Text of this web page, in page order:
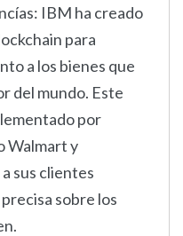
IBM ha creado
para
a los bienes que
del mundo. Este
por
Walmart y
sus clientes
sobre los